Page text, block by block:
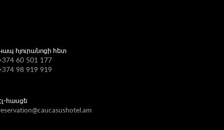
հյուրանոցի հետ
374 60 501 177
98 919 919
հասցե